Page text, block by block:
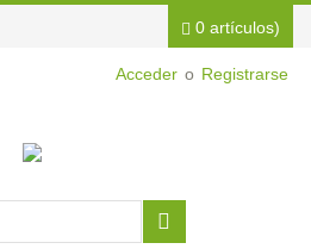
Acceder o Registrarse
0 artículos)